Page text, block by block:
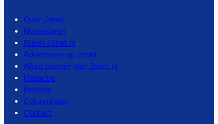
Over Jonet
Nieuwsbrief
Steun Jonet.nl
Adverteren op Jonet
Word partner van Jonet.nl
Redactie
Bestuur
Columnisten
Contact